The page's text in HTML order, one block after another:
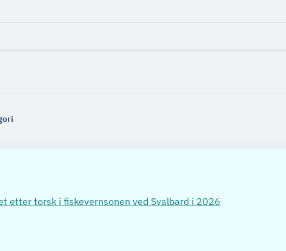
etter torsk i fiskevernsonen ved Svalbard i 2026